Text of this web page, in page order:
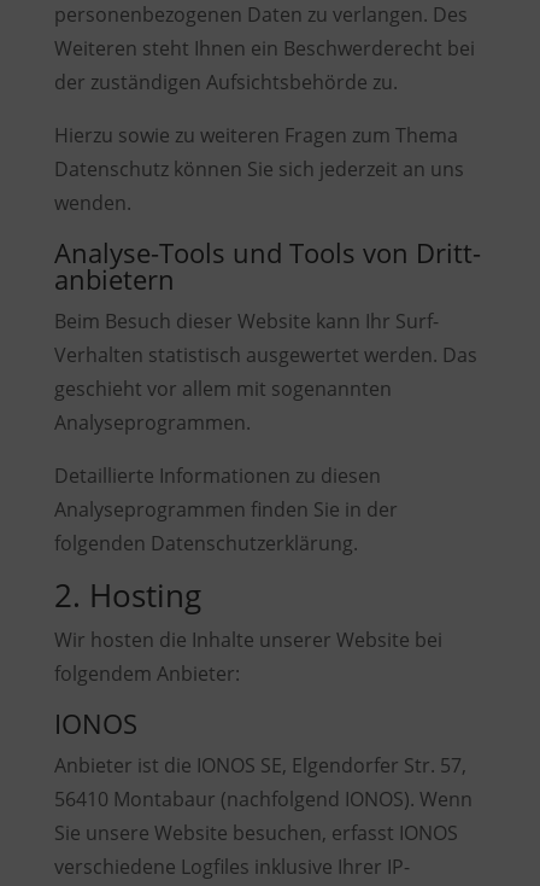
personenbezogenen Daten zu verlangen. Des
Weiteren steht Ihnen ein Beschwerderecht bei
der zuständigen Aufsichtsbehörde zu.
Hierzu sowie zu weiteren Fragen zum Thema
Datenschutz können Sie sich jederzeit an uns
wenden.
Analyse-Tools und Tools von Dritt­
anbietern
Beim Besuch dieser Website kann Ihr Surf-
Verhalten statistisch ausgewertet werden. Das
geschieht vor allem mit sogenannten
Analyseprogrammen.
Detaillierte Informationen zu diesen
Analyseprogrammen finden Sie in der
folgenden Datenschutzerklärung.
2. Hosting
Wir hosten die Inhalte unserer Website bei
folgendem Anbieter:
IONOS
Anbieter ist die IONOS SE, Elgendorfer Str. 57,
56410 Montabaur (nachfolgend IONOS). Wenn
Sie unsere Website besuchen, erfasst IONOS
verschiedene Logfiles inklusive Ihrer IP-